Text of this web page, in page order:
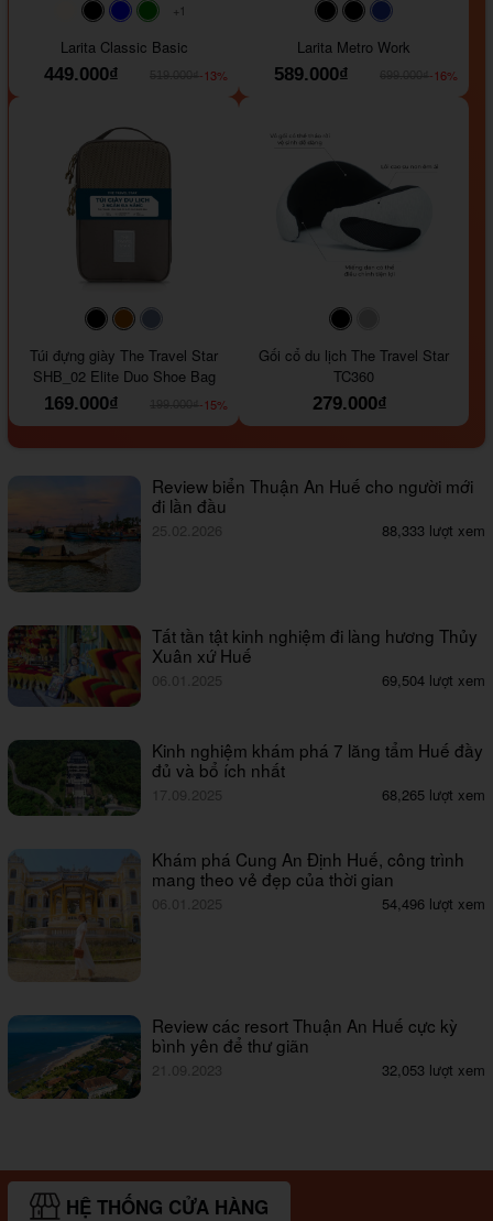
#faf0e6
#000000#0000FF#008000
+1
Larita Classic Basic
449.000₫
-13%
#000000#000000
Larita Metro Work
589.000₫
-16%
#000000#964B00
Túi đựng giày The Travel Star
SHB_02 Elite Duo Shoe Bag
169.000₫
-15%
#000000
Gối cổ du lịch The Travel Star
TC360
279.000₫
Review biển Thuận An Huế cho người mới
đi lần đầu
25.02.2026 88,333 lượt xem
Tất tần tật kinh nghiệm đi làng hương Thủy
Xuân xứ Huế
06.01.2025 69,504 lượt xem
Kinh nghiệm khám phá 7 lăng tẩm Huế đầy
đủ và bổ ích nhất
17.09.2025 68,265 lượt xem
Khám phá Cung An Định Huế, công trình
mang theo vẻ đẹp của thời gian
06.01.2025 54,496 lượt xem
Review các resort Thuận An Huế cực kỳ
bình yên để thư giãn
21.09.2023 32,053 lượt xem
HỆ THỐNG CỬA HÀNG